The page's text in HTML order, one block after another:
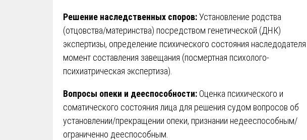
Решение наследственных споров:Установление родства
(отцовства/материнства) посредством генетической (ДНК)
экспертизы, определение психического состояния наследодателя
момент составления завещания (посмертная психолого-
психиатрическая экспертиза).
Вопросы опеки и дееспособности: Оценка психического и
соматического состояния лица для решения судом вопросов об
установлении/прекращении опеки, признании недееспособным/
ограниченно дееспособным.